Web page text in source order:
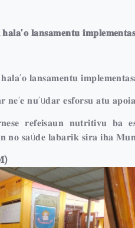
𝐡𝐚𝐥𝐚’𝐨 𝐥𝐚𝐧𝐬𝐚𝐦𝐞𝐧𝐭𝐮
𝐡𝐚𝐥𝐚’𝐨 𝐥𝐚𝐧𝐬𝐚𝐦𝐞𝐧𝐭𝐮
𝐧𝐮’u𝐝𝐚𝐫 𝐞𝐬𝐟𝐨𝐫𝐬𝐮 𝐚𝐭𝐮
𝐫𝐞𝐟𝐞𝐢𝐬𝐚𝐮𝐧 𝐧𝐮𝐭𝐫𝐢𝐭𝐢𝐯𝐮
𝐧𝐨 𝐬𝐚ú𝐝𝐞 𝐥𝐚𝐛𝐚𝐫𝐢𝐤 𝐬𝐢𝐫𝐚 𝐢𝐡𝐚